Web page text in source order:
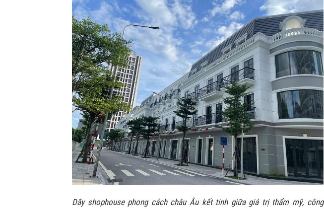
Dãy shophouse phong cách châu Âu kết tinh giữa giá trị thẩm mỹ, công